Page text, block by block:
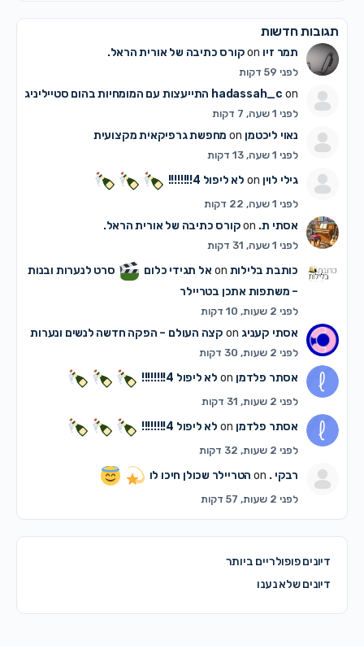
תגובות חדשות
תמר זיוon קורס כתיבה של אורית הראל.
לפני 59 דקות
hadassah_con התייעצות עם המומחיות בהום סטייליניג
לפני 1 שעה, 7 דקות
נאוי ליכטמןon מחפשת גרפיקאית מקצועית
לפני 1 שעה, 13 דקות
גילי לויןon לא ליפול 4!!!!!!!!
לפני 1 שעה, 22 דקות
אסתי ת.on קורס כתיבה של אורית הראל.
לפני 1 שעה, 31 דקות
כותבת בלילותon אל תגידי כלום
סרט לנערות ובנות
– משתפות אתכן בטריילר
לפני 2 שעות, 10 דקות
אסתי קעניגon קצה העולם – הפקה חדשה לנשים ונערות
לפני 2 שעות, 30 דקות
אסתר פלדמןon לא ליפול 4!!!!!!!!
לפני 2 שעות, 31 דקות
אסתר פלדמןon לא ליפול 4!!!!!!!!
לפני 2 שעות, 32 דקות
רבקי . on הטריילר שכולן חיכו לו
לפני 2 שעות, 57 דקות
דיונים פופולריים ביותר
דיונים שלא נענו